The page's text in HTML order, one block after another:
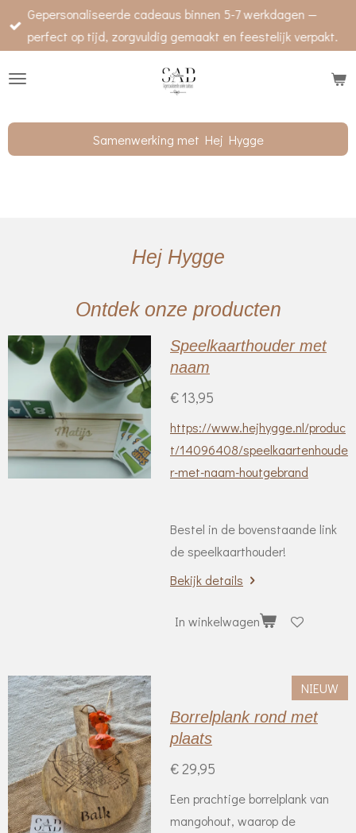
direct
de
Gepersonaliseerde cadeaus binnen 5-7 werkdagen —
perfect op tijd, zorgvuldig gemaakt en feestelijk verpakt.
Samenwerking met Hej Hygge
Hej Hygge
Ontdek onze producten
Speelkaarthouder met
naam
€ 13,95
https://www.hejhygge.nl/produc
t/14096408/speelkaartenhoude
r-met-naam-houtgebrand
Bestel in de bovenstaande link
de speelkaarthouder!
Bekijk details
In winkelwagen
NIEUW
Borrelplank rond met
plaats
€ 29,95
Een prachtige borrelplank van
mangohout, waarop de